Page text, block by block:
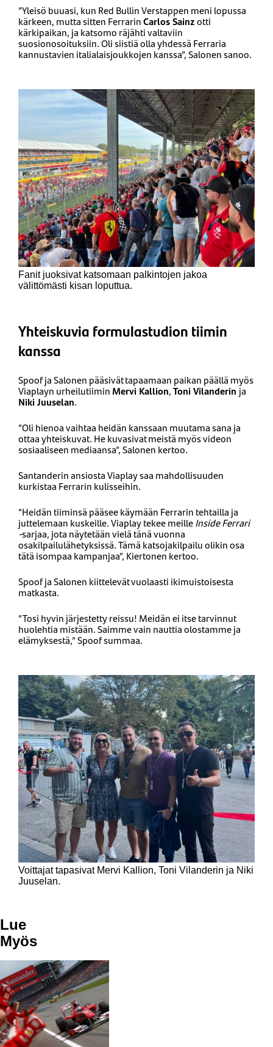
”Yleisö buuasi, kun Red Bullin Verstappen meni lopussa
kärkeen, mutta sitten FerrarinCarlos Sainzotti
kärkipaikan, ja katsomo räjähti valtaviin
suosionosoituksiin. Oli siistiä olla yhdessä Ferraria
kannustavien italialaisjoukkojen kanssa”, Salonen sanoo.
Fanit juoksivat katsomaan palkintojen jakoa
välittömästi kisan loputtua.
Yhteiskuvia formulastudion tiimin
kanssa
Spoof ja Salonen pääsivät tapaamaan paikan päällä myös
Viaplayn urheilutiimin Mervi Kallion,Toni Vilanderin ja
Niki Juuselan.
”Oli hienoa vaihtaa heidän kanssaan muutama sana ja
ottaa yhteiskuvat. He kuvasivat meistä myös videon
sosiaaliseen mediaansa”, Salonen kertoo.
Santanderin ansiosta Viaplay saa mahdollisuuden
kurkistaa Ferrarin kulisseihin.
”Heidän tiiminsä pääsee käymään Ferrarin tehtailla ja
juttelemaan kuskeille. Viaplay tekee meilleInside Ferrari
-sarjaa, jota näytetään vielä tänä vuonna
osakilpailulähetyksissä. Tämä katsojakilpailu olikin osa
tätä isompaa kampanjaa”, Kiertonen kertoo.
Spoof ja Salonen kiittelevät vuolaasti ikimuistoisesta
matkasta.
”Tosi hyvin järjestetty reissu! Meidän ei itse tarvinnut
huolehtia mistään. Saimme vain nauttia olostamme ja
elämyksestä,” Spoof summaa.
Voittajat tapasivat Mervi Kallion, Toni Vilanderin ja Niki
Juuselan.
Lue
Myös